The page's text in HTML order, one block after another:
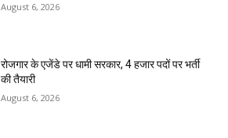
August 6, 2026
रोजगार के एजेंडे पर धामी सरकार, 4 हजार पदों पर भर्ती
की तैयारी
August 6, 2026